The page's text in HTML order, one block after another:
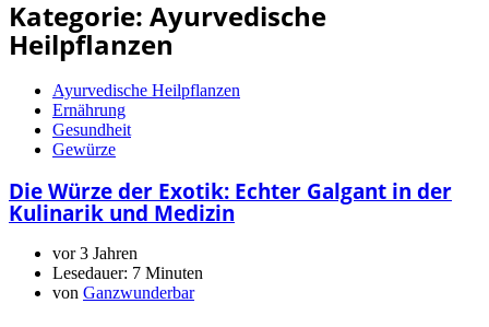
Kategorie: Ayurvedische
Heilpflanzen
Ayurvedische Heilpflanzen
Ernährung
Gesundheit
Gewürze
Die Würze der Exotik: Echter Galgant in der
Kulinarik und Medizin
vor 3 Jahren
Lesedauer: 7 Minuten
von Ganzwunderbar